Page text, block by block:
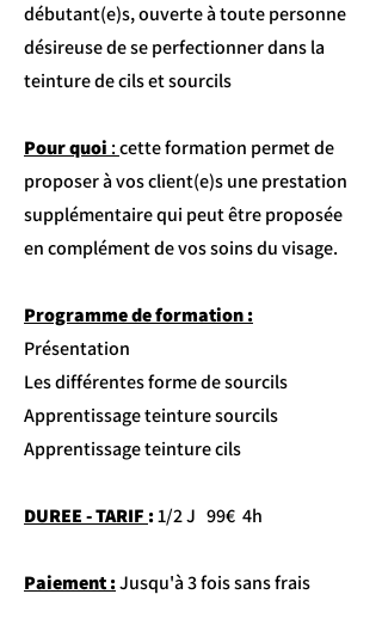
débutant(e)s, ouverte à toute personne
désireuse de se perfectionner dans la
teinture de cils et sourcils
Pour quoi :cette formation permet de
proposer à vos client(e)s une prestation
supplémentaire qui peut être proposée
en complément de vos soins du visage.
Programme de formation :
Présentation
Les différentes forme de sourcils
Apprentissage teinture sourcils
Apprentissage teinture cils
DUREE - TARIF :1/2 J 99€ 4h
Paiement :Jusqu'à 3 fois sans frais